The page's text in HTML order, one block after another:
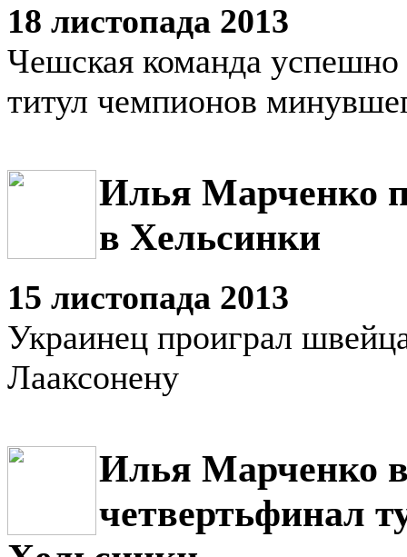
18 листопада 2013
Чешская команда
титул чемпионов
Илья Марченко
в Хельсинки
15 листопада 2013
Украинец проиграл
Лааксонену
Илья Марченко
четвертьфинал